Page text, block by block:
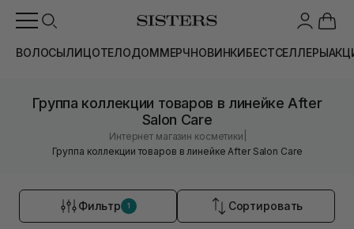
ВОЛОСЫЛИЦОТЕЛОДОММЕРЧНОВИНКИБЕСТСЕЛЛЕРЫ
Группа коллекции товаров в линейке After
Salon Care
Интернет магазин косметики
Группа коллекции товаров в линейке After Salon Care
Фильтр 1 Сортировать